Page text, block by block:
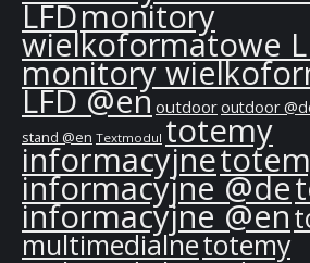
LFDmonitory
wielkoformatowe
monitory
LFD @en outdooroutdoor
stand @en Textmodul totemy
informacyjne
informacyjne @de
informacyjne @en
multimedialnetotemy